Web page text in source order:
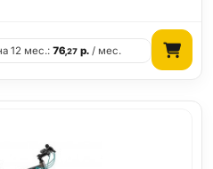
12 мес.:76,27 р. / мес.